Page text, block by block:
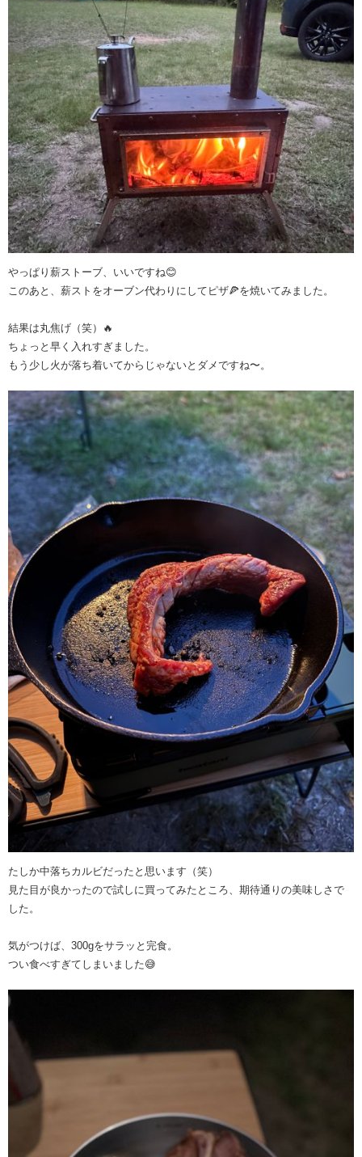
やっぱり薪ストーブ、いいですね😊
このあと、薪ストをオーブン代わりにしてピザ🍕を焼いてみました。
結果は丸焦げ（笑）🔥
ちょっと早く入れすぎました。
もう少し火が落ち着いてからじゃないとダメですね〜。
たしか中落ちカルビだったと思います（笑）
見た目が良かったので試しに買ってみたところ、期待通りの美味しさで
した。
気がつけば、300gをサラッと完食。
つい食べすぎてしまいました😅